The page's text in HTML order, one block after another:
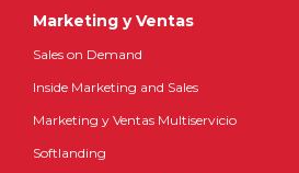
Marketing y Ventas
Sales on Demand
Inside Marketing and Sales
Marketing y Ventas Multiservicio
Softlanding